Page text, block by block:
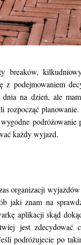
breaków,
z podejmowaniem
na dzień, ale
każdy wyjazd.
organizacji
jaki znam na
aplikacji skąd
jest zdecydować
podróżujecie po